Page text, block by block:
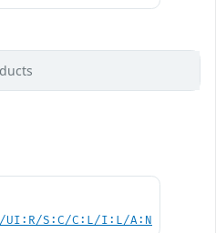
UI:R/S:C/C:L/I:L/A:N